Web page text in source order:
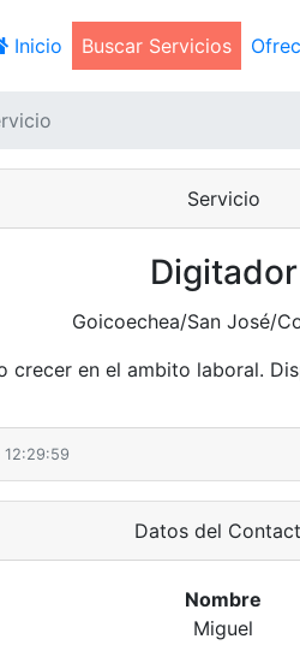
Inicio(current)
Buscar Servicios
Servicio
Digitador
Goicoechea/San José/
crecer en el ambito laboral.
Datos del
Nombre
Miguel